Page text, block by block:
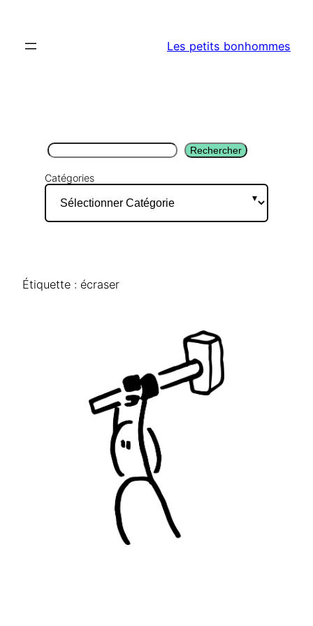
contenu
Les petits bonhommes
Rechercher Rechercher
Catégories
Étiquette : écraser